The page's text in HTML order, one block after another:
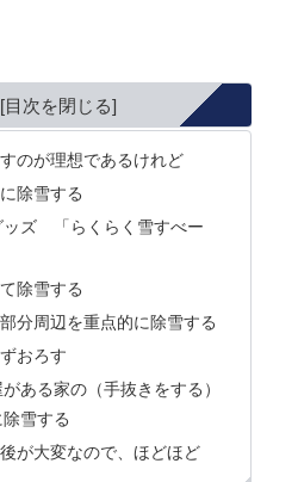
のが理想であるけれど
除雪する
ッズ 「らくらく雪すべー
除雪する
分周辺を重点的に除雪する
おろす
ある家の（手抜きをする）
雪する
が大変なので、ほどほど